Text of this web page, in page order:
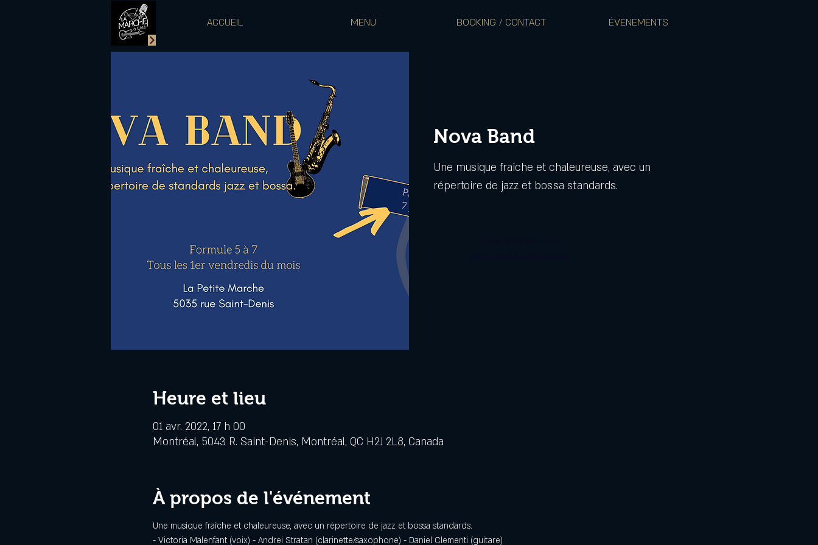
ACCUEIL MENU BOOKING / CONTACT ÉVENEMENTS
Nova Band
Une musique fraîche et chaleureuse, avec un
répertoire de jazz et bossa standards.
Heure et lieu
01 avr. 2022, 17 h 00
Montréal, 5043 R. Saint-Denis, Montréal, QC H2J 2L8, Canada
À propos de l'événement
Une musique fraîche et chaleureuse, avec un répertoire de jazz et bossa standards.
- Victoria Malenfant (voix) - Andrei Stratan (clarinette/saxophone) - Daniel Clementi (guitare)